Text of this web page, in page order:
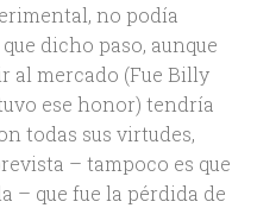
no podía
dicho paso, aunque
al mercado (Fue Billy
ese honor) tendría
todas sus virtudes,
– tampoco es que
– que fue la pérdida de